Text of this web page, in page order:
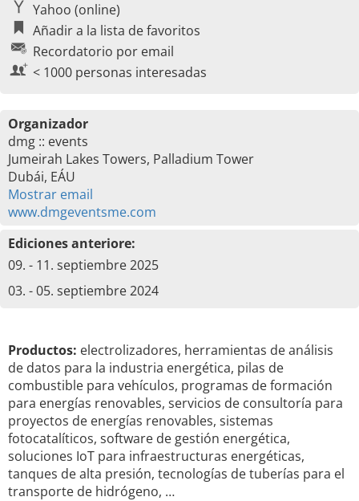
Yahoo (online)
Añadir a la lista de favoritos
Recordatorio por email
< 1000 personas interesadas
Organizador
dmg :: events
Jumeirah Lakes Towers, Palladium Tower
Dubái, EÁU
Mostrar email
www.dmgeventsme.com
Ediciones anteriore:
09. - 11. septiembre 2025
03. - 05. septiembre 2024
Productos: electrolizadores, herramientas de análisis
de datos para la industria energética, pilas de
combustible para vehículos, programas de formación
para energías renovables, servicios de consultoría para
proyectos de energías renovables, sistemas
fotocatalíticos, software de gestión energética,
soluciones IoT para infraestructuras energéticas,
tanques de alta presión, tecnologías de tuberías para el
transporte de hidrógeno, …